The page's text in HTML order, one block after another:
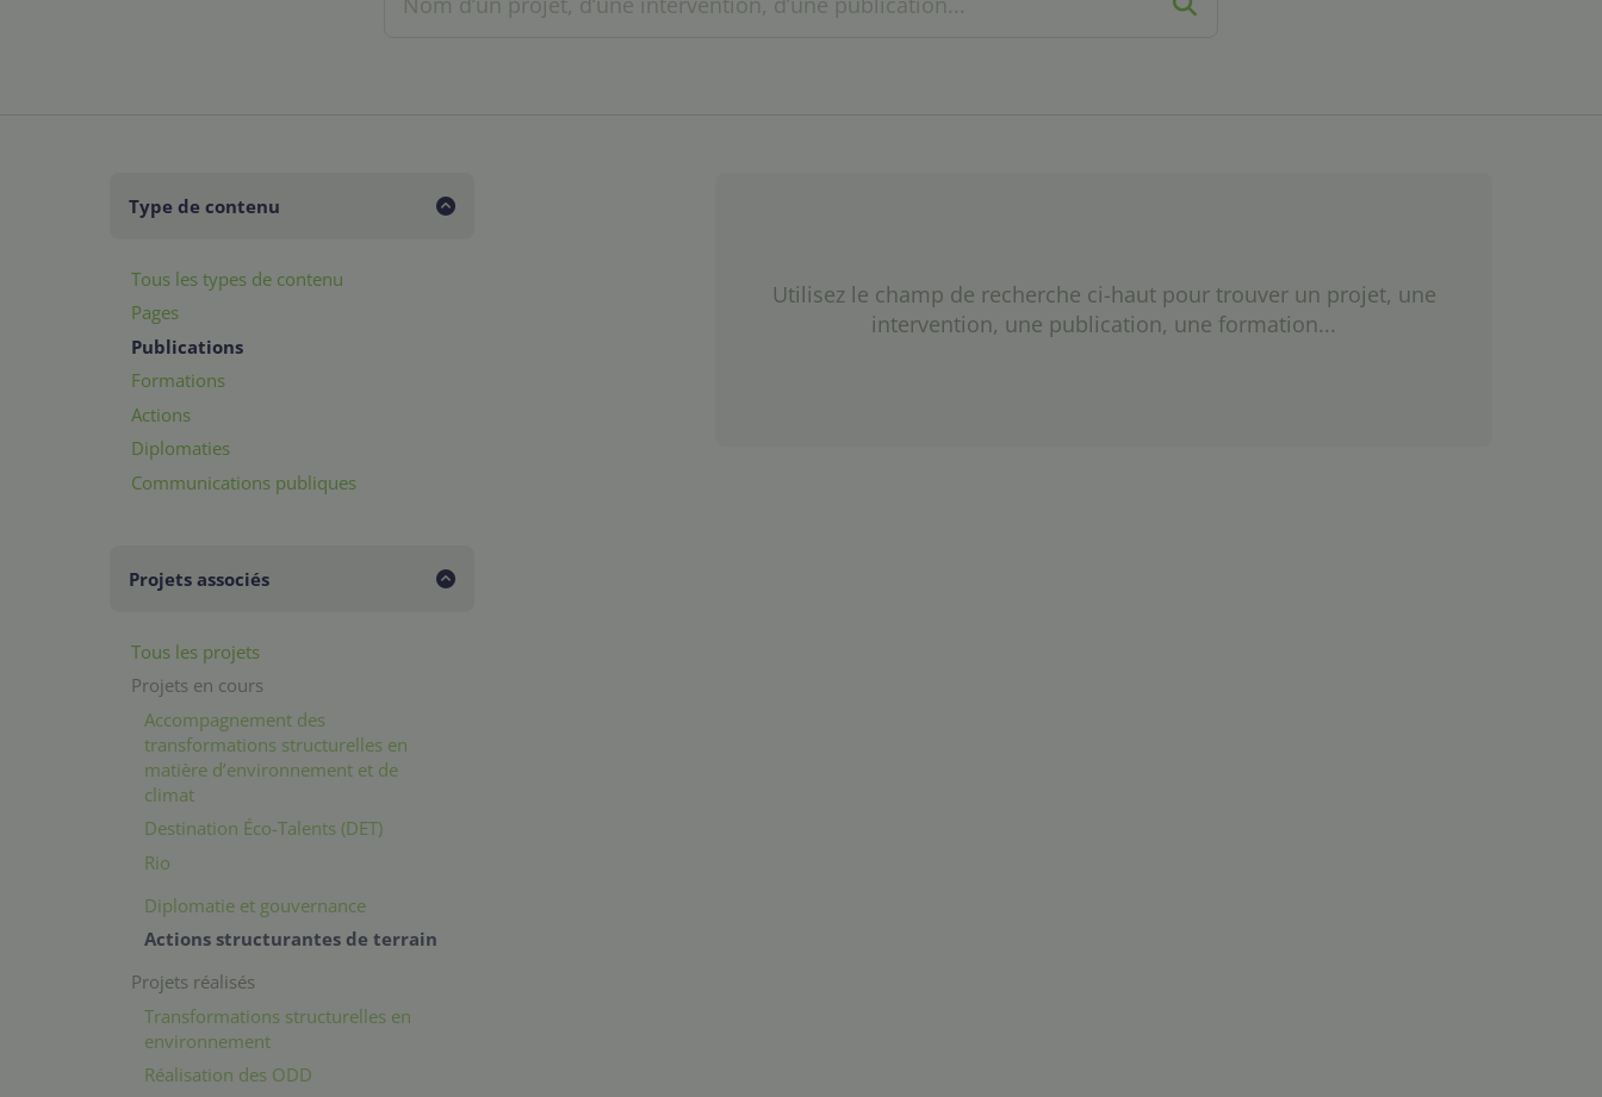
Type de contenu
Tous les types de contenu
Pages
Publications
Formations
Actions
Diplomaties
Communications publiques
Projets associés
Tous les projets
Projets en cours
Accompagnement des
transformations structurelles en
matière d’environnement et de
climat
Destination Éco-Talents (DET)
Rio
Diplomatie et gouvernance
Actions structurantes de terrain
Projets réalisés
Transformations structurelles en
environnement
Réalisation des ODD
Utilisez le champ de recherche ci-haut pour trouver un projet, une
intervention, une publication, une formation...